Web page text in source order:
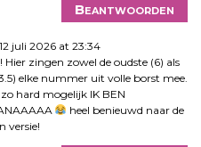
Beantwoorden
12 juli 2026 at 23:34
Hier zingen zowel de oudste (6) als
elke nummer uit volle borst mee.
hard mogelijk IK BEN
heel benieuwd naar de
versie!